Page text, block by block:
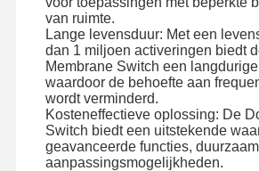
van ruimte.
Lange levensduur: Met een
dan 1 miljoen activeringen biedt
Membrane Switch een
waardoor de behoefte aan
wordt verminderd.
Kosteneffectieve oplossing: De
Switch biedt een uitstekende
geavanceerde functies,
aanpassingsmogelijkheden.